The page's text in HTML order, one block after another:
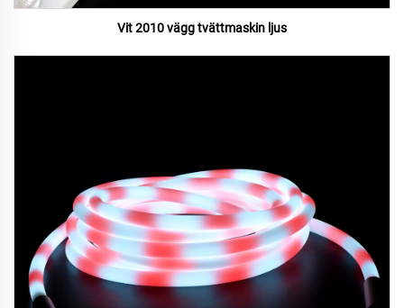
Vit 2010 vägg tvättmaskin ljus